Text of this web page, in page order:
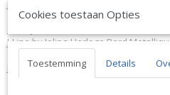
J-Line by Jolipa Catégorie: horloges
J-Line by Jolipa Horloge Bord
J-Line horloges murales
Cookies toestaan Opties
Toestemming Details